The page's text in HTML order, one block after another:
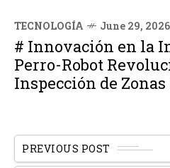
TECNOLOGÍA June 29, 2026
# Innovación en la
Perro-Robot
Inspección de
PREVIOUS POST